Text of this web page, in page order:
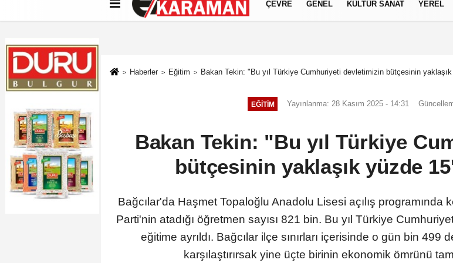
Künye İletişim Çerez Politikası Gizlilik İlkeleri
ÇEVRE GENEL KÜLTÜR SANAT YEREL
Haberler Eğitim Bakan Tekin: "Bu yıl Türkiye Cumhuriyeti devletimizin bütçesinin yaklaşık
EĞITIM Yayınlanma: 28 Kasım 2025 - 14:31
Bakan Tekin: "Bu yıl Türkiye
bütçesinin yaklaşık yüzde
Bağcılar'da Haşmet Topaloğlu Anadolu Lisesi açılış programında
Parti'nin atadığı öğretmen sayısı 821 bin. Bu yıl Türkiye
eğitime ayrıldı. Bağcılar ilçe sınırları içerisinde o gün bin 499
karşılaştırırsak yine üçte birinin ekonomik ömrünü